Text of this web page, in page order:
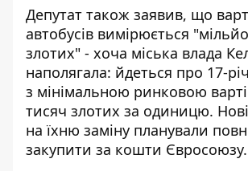
Депутат також заявив, що
автобусів вимірюється
злотих" - хоча міська влада
наполягала: йдеться про 17-
з мінімальною ринковою
тисяч злотих за одиницю.
на їхню заміну планували
закупити за кошти Євросоюзу.